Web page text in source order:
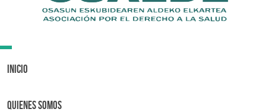
Toggle
Inicio
Quienes Somos